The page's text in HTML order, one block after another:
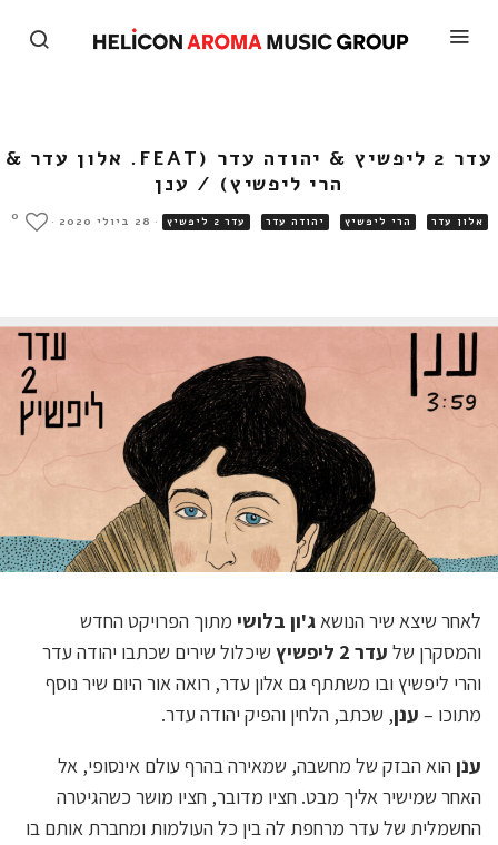
עדר 2 ליפשיץ & יהודה עדר (FEAT. אלון עדר &
הרי ליפשיץ) / ענן
אלון עדר הרי ליפשיץ יהודה עדר עדר 2 ליפשיץ · 28 ביולי 2020 ·
0
לאחר שיצא שיר הנושאג'ון בלושי מתוך הפרויקט החדש
והמסקרן של עדר 2 ליפשיץ
שיכלול שירים שכתבו יהודה עדר
והרי ליפשיץ ובו משתתף גם אלון עדר, רואה אור היום שיר נוסף
מתוכו – ענן, שכתב, הלחין והפיק יהודה עדר.
ענן הוא הבזק של מחשבה, שמאירה בהרף עולם אינסופי, אל
האחר שמישיר אליך מבט. חציו מדובר, חציו מושר כשהגיטרה
החשמלית של עדר מרחפת לה בין כל העולמות ומחברת אותם בו